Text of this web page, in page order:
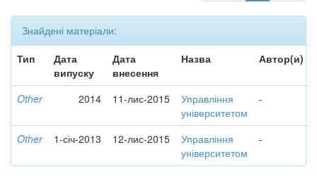
Знайдені матеріали:
Тип
Дата
випуску
Дата
внесення
Назва Автор(и)
Other 2014 11-лис-2015
Управління
університетом
-
Other 1-січ-2013 12-лис-2015
Управління
університетом
-